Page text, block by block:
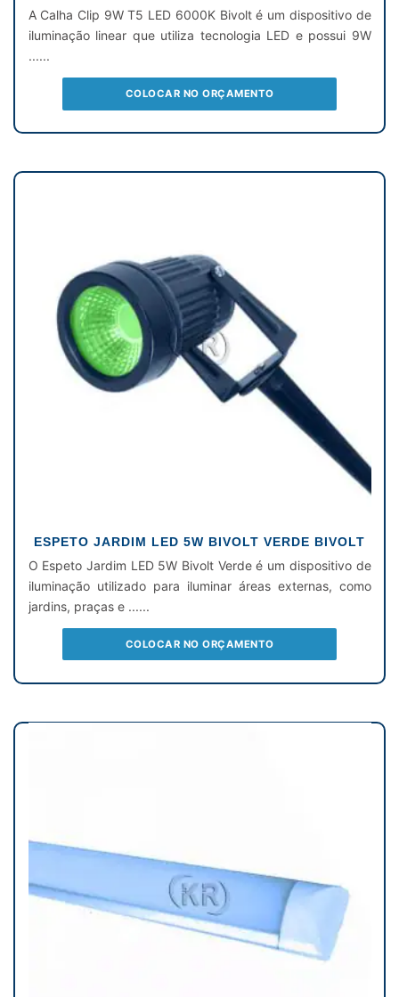
A Calha Clip 9W T5 LED 6000K Bivolt é um dispositivo de
iluminação linear que utiliza tecnologia LED e possui 9W
......
COLOCAR NO ORÇAMENTO
ESPETO JARDIM LED 5W BIVOLT VERDE BIVOLT
O Espeto Jardim LED 5W Bivolt Verde é um dispositivo de
iluminação utilizado para iluminar áreas externas, como
jardins, praças e ......
COLOCAR NO ORÇAMENTO